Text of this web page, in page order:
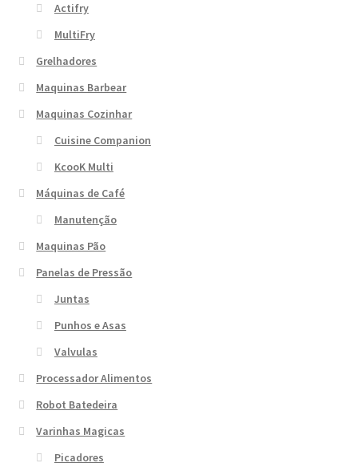
Actifry
MultiFry
Grelhadores
Maquinas Barbear
Maquinas Cozinhar
Cuisine Companion
KcooK Multi
Máquinas de Café
Manutenção
Maquinas Pão
Panelas de Pressão
Juntas
Punhos e Asas
Valvulas
Processador Alimentos
Robot Batedeira
Varinhas Magicas
Picadores